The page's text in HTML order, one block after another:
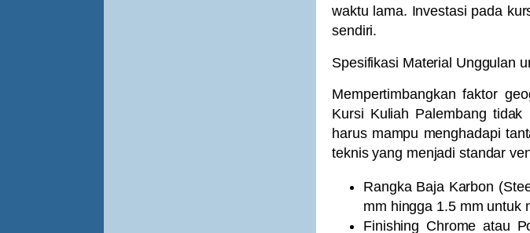
waktu lama. Investasi pada
sendiri.
Spesifikasi Material Unggulan
Mempertimbangkan faktor
Kursi Kuliah Palembang tidak
harus mampu menghadapi
teknis yang menjadi standar
Rangka Baja Karbon
mm hingga 1.5 mm untuk
Finishing Chrome atau